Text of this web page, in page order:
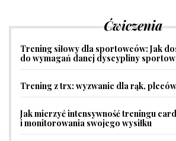
Ćwiczenia
Trening siłowy dla sportowców: Jak
do wymagań danej dyscypliny
Trening z trx: wyzwanie dla rąk,
Jak mierzyć intensywność treningu
i monitorowania swojego wysiłku